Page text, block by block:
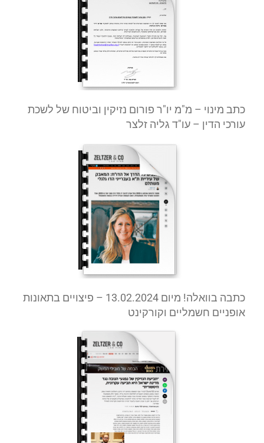
כתב מינוי – מ"מ יו"ר פורום נזיקין וביטוח של לשכת
עורכי הדין – עו"ד גליה זלצר
כתבה בוואלה! מיום 13.02.2024 – פיצויים בתאונות
אופניים חשמליים וקורקינט